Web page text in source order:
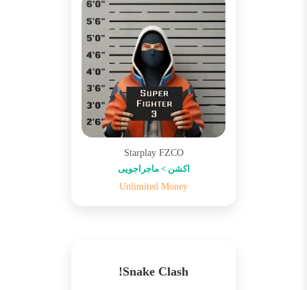
Starplay FZCO
اکشن > ماجراجویی
Unlimited Money
Snake Clash!